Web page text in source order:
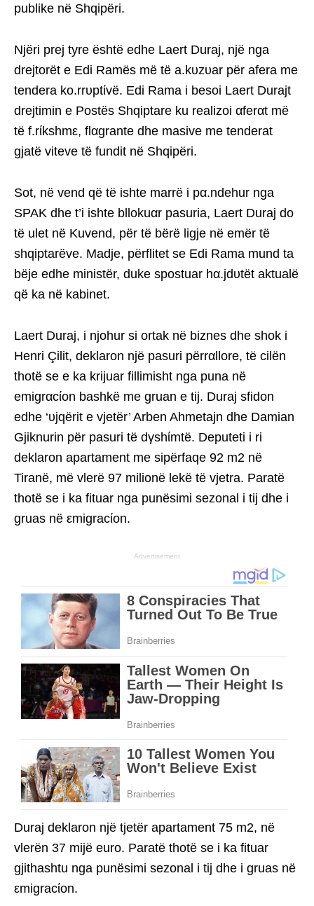
publike në Shqipëri.
Njëri prej tyre është edhe Laert Duraj, një nga
drejtorët e Edi Ramës më të a.kυzυar për afera me
tendera ko.rrυptίvë. Edi Rama i besoi Laert Durajt
drejtimin e Postës Shqiptare ku realizoi αferαt më
të f.rίkshmε, flαgrante dhe masive me tenderat
gjatë viteve të fundit në Shqipëri.
Sot, në vend që të ishte marrë i pα.ndehur nga
SPAK dhe t’i ishte bllokuαr pasuria, Laert Duraj do
të ulet në Kuvend, për të bërë ligje në emër të
shqiptarëve. Madje, përflitet se Edi Rama mund ta
bëje edhe ministër, duke spostuar hα.jdυtët aktualë
që ka në kabinet.
Laert Duraj, i njohur si ortak në biznes dhe shok i
Henri Çilit, deklaron një pasuri përrαllore, të cilën
thotë se e ka krijuar fillimisht nga puna në
emigrαcίon bashkë me gruan e tij. Duraj sfidon
edhe ‘υjqërit e vjetër’ Arben Ahmetajn dhe Damian
Gjiknurin për pasuri të dγshίmtë. Deputeti i ri
deklaron apartament me sipërfaqe 92 m2 në
Tiranë, më vlerë 97 milionë lekë të vjetra. Paratë
thotë se i ka fituar nga punësimi sezonal i tij dhe i
gruas në εmigracίon.
Advertisement
Duraj deklaron një tjetër apartament 75 m2, në
vlerën 37 mijë euro. Paratë thotë se i ka fituar
gjithashtu nga punësimi sezonal i tij dhe i gruas në
εmigracίon.